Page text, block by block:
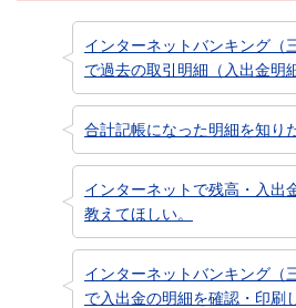
インターネットバンキング（
で過去の取引明細（入出金明
合計記帳になった明細を知り
インターネットで残高・入出
教えてほしい。
インターネットバンキング（
で入出金の明細を確認・印刷